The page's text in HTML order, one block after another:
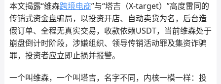
本文揭露“维森跨境电商”与“塔吉（X-target）”高度雷同的
传销式资金盘骗局，以投资开店、自动卖货为名，后台造
假订单、全程无真实交易，收款依赖USDT，当前维森处于
崩盘倒计时阶段，涉嫌组织、领导传销活动罪及集资诈骗
罪，投资者应立即止损并报警。
一个叫维森，一个叫塔吉，名字不同，内核一模一样：投